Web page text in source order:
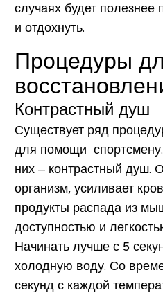
случаях будет полезнее
и отдохнуть.
Процедуры
Контрастный душ
Существует ряд
для помощи
них – контрастный душ.
организм, усиливает
продукты распада из
доступностью и
Начинать лучше с 5
холодную воду. Со
секунд с каждой